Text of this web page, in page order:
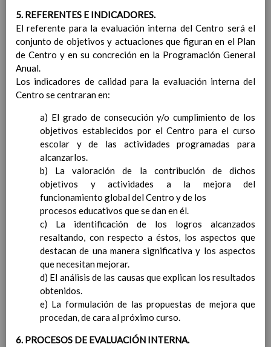
las competencias clave
ConcreciÃ³n curricular
para la etapa. Perfiles de
Ã¡rea y de
Ãrea de EducaciÃ³n FÃ­sica
ContribuciÃ³n del Ã¡rea a
las competencias clave
ConcreciÃ³n curricular
Ã¡rea y de competencias
Ãrea de EducaciÃ³n ArtÃ­stica
Objetivos del Ã¡rea
ContribuciÃ³n del Ã¡rea a
las competencias clave
ConcreciÃ³n curricular
para la etapa. Perfiles de
competencias
En revisiÃ³n
CiudadanÃ­a y los Derechos
Humanos
ContribuciÃ³n del Ã¡rea a
5. REFERENTES E INDICADORES.
El referente para la evaluación interna del Centro será el
conjunto de objetivos y actuaciones que figuran en el Plan
de Centro y en su concreción en la Programación General
Anual.
Los indicadores de calidad para la evaluación interna del
Centro se centraran en:
a) El grado de consecución y/o cumplimiento de los
objetivos establecidos por el Centro para el curso
escolar y de las actividades programadas para
alcanzarlos.
b) La valoración de la contribución de dichos
objetivos y actividades a la mejora del
funcionamiento global del Centro y de los
procesos educativos que se dan en él.
c) La identificación de los logros alcanzados
resaltando, con respecto a éstos, los aspectos que
destacan de una manera significativa y los aspectos
que necesitan mejorar.
d) El análisis de las causas que explican los resultados
obtenidos.
e) La formulación de las propuestas de mejora que
procedan, de cara al próximo curso.
6. PROCESOS DE EVALUACIÓN INTERNA.